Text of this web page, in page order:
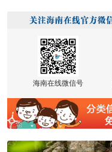
海南在线微信号